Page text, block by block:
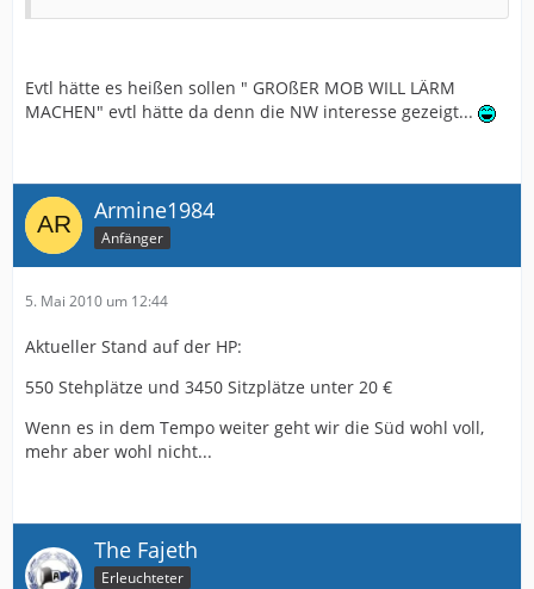
Evtl hätte es heißen sollen " GROßER MOB WILL LÄRM
MACHEN" evtl hätte da denn die NW interesse gezeigt...
Armine1984
Anfänger
5. Mai 2010 um 12:44
Aktueller Stand auf der HP:
550 Stehplätze und 3450 Sitzplätze unter 20 €
Wenn es in dem Tempo weiter geht wir die Süd wohl voll,
mehr aber wohl nicht...
The Fajeth
Erleuchteter